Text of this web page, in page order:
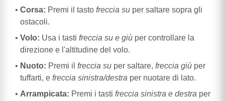
Corsa: Premi il tasto freccia su per saltare sopra gli
ostacoli.
Volo: Usa i tasti freccia su e giù per controllare la
direzione e l'altitudine del volo.
Nuoto: Premi il freccia su per saltare, freccia giù per
tuffarti, e freccia sinistra/destra per nuotare di lato.
Arrampicata: Premi i tasti freccia sinistra e destra per